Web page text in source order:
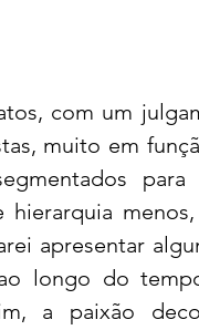
Bisbi
com um
muito em
apresentar
longo do
a paixão